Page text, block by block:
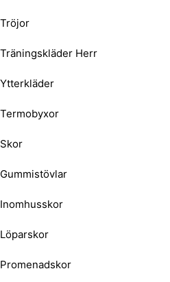
Tröjor
Träningskläder Herr
Ytterkläder
Termobyxor
Skor
Gummistövlar
Inomhusskor
Löparskor
Promenadskor